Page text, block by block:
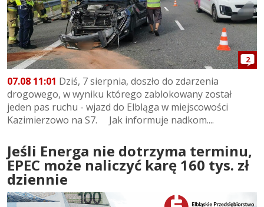
2
07.08 11:01 Dziś, 7 sierpnia, doszło do zdarzenia
drogowego, w wyniku którego zablokowany został
jeden pas ruchu - wjazd do Elbląga w miejscowości
Kazimierzowo na S7. Jak informuje nadkom....
Jeśli Energa nie dotrzyma terminu,
EPEC może naliczyć karę 160 tys. zł
dziennie